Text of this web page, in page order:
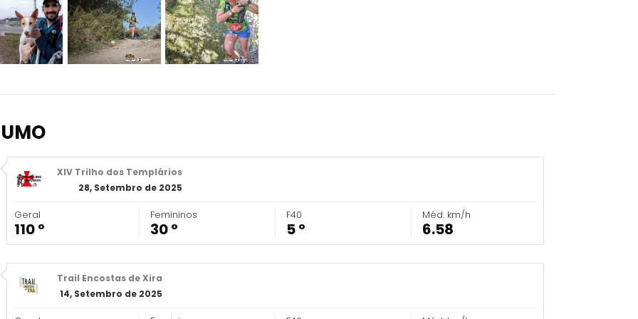
XIV Trilho dos Templários
28, Setembro de 2025
Geral
110 º
Femininos
30 º
F40
5 º
Méd. km/h
6.58
Trail Encostas de Xira
14, Setembro de 2025